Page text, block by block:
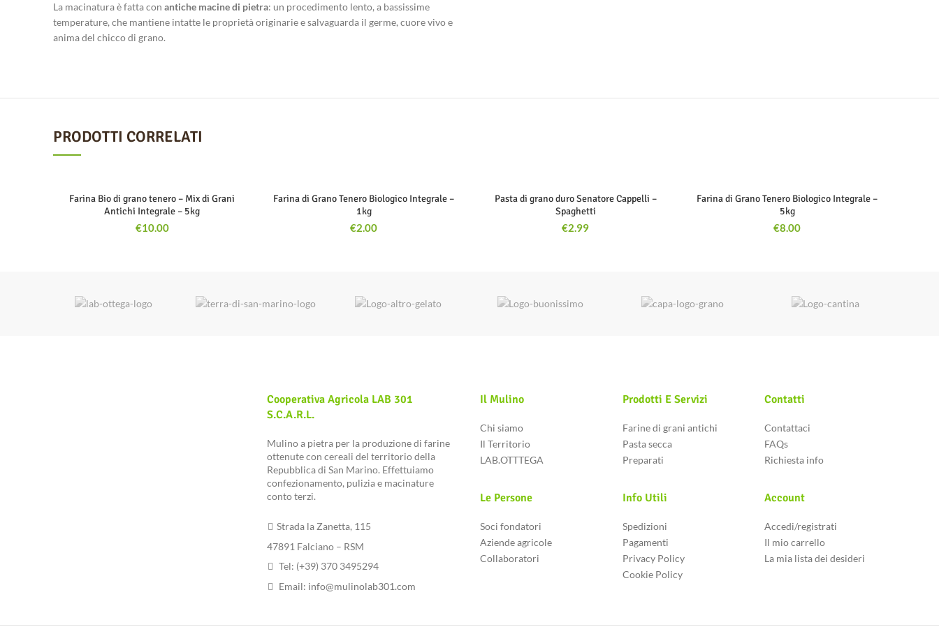
La macinatura è fatta con antiche macine di pietra: un procedimento lento, a bassissime
temperature, che mantiene intatte le proprietà originarie e salvaguarda il germe, cuore vivo e
anima del chicco di grano.
PRODOTTI CORRELATI
Farina Bio di grano tenero – Mix di Grani
Antichi Integrale – 5kg
€10.00
Farina di Grano Tenero Biologico Integrale –
1kg
€2.00
Pasta di grano duro Senatore Cappelli –
Spaghetti
€2.99
Farina di Grano Tenero Biologico Integrale –
5kg
€8.00
Cooperativa Agricola LAB 301
S.c.a.r.l.
Mulino a pietra per la produzione di farine
ottenute con cereali del territorio della
Repubblica di San Marino. Effettuiamo
confezionamento, pulizia e macinature
conto terzi.
Strada la Zanetta, 115
47891 Falciano – RSM
Tel: (+39) 370 3495294
Email: info@mulinolab301.com
Il Mulino
Chi siamo
Il Territorio
LAB.OTTTEGA
Le Persone
Soci fondatori
Aziende agricole
Collaboratori
Prodotti E Servizi
Farine di grani antichi
Pasta secca
Preparati
Info Utili
Spedizioni
Pagamenti
Privacy Policy
Cookie Policy
Contatti
Contattaci
FAQs
Richiesta info
Account
Accedi/registrati
Il mio carrello
La mia lista dei desideri